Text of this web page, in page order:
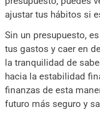
ajustar tus hábitos si
Sin un presupuesto,
tus gastos y caer en
la tranquilidad de
hacia la estabilidad
finanzas de esta
futuro más seguro y